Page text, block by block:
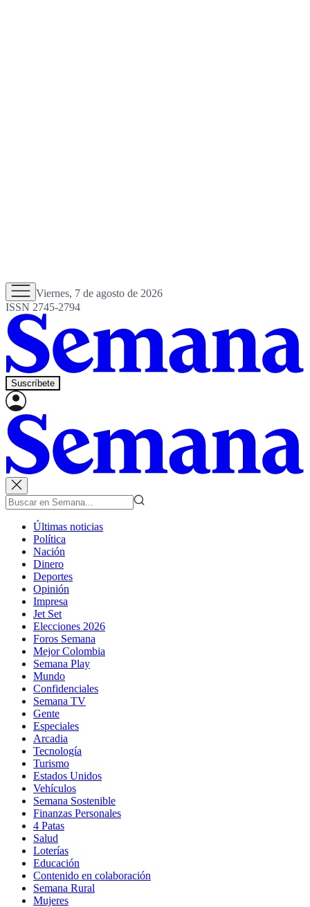
Viernes, 7 de agosto de 2026
ISSN 2745-2794
Suscríbete
Últimas noticias
Política
Nación
Dinero
Deportes
Opinión
Impresa
Jet Set
Elecciones 2026
Foros Semana
Mejor Colombia
Semana Play
Mundo
Confidenciales
Semana TV
Gente
Especiales
Arcadia
Tecnología
Turismo
Estados Unidos
Vehículos
Semana Sostenible
Finanzas Personales
4 Patas
Salud
Loterías
Educación
Contenido en colaboración
Semana Rural
Mujeres